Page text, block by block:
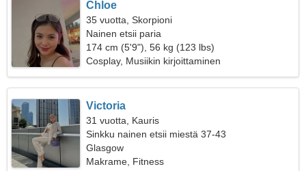
Chloe
35 vuotta, Skorpioni
Nainen etsii paria
174 cm (5'9"), 56 kg (123 lbs)
Cosplay, Musiikin kirjoittaminen
Victoria
31 vuotta, Kauris
Sinkku nainen etsii miestä 37-43
Glasgow
Makrame, Fitness